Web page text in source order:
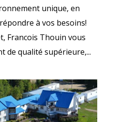
unique, en
à vos besoins!
Francois Thouin vous
de qualité supérieure,...